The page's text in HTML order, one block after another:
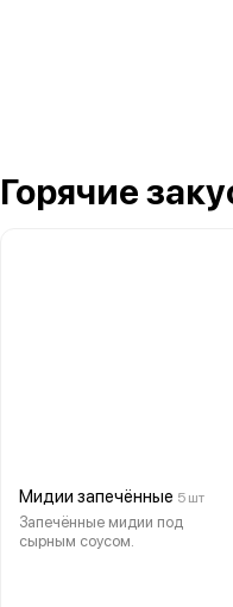
Горячие
Мидии запечённые 5 шт
Запечённые мидии под
сырным соусом.